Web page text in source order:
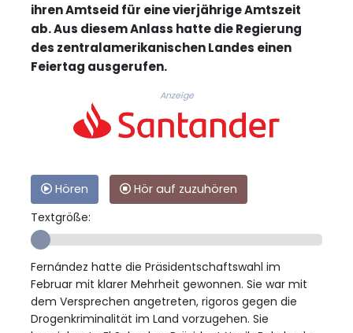
ihren Amtseid für eine vierjährige Amtszeit
ab. Aus diesem Anlass hatte die Regierung
des zentralamerikanischen Landes einen
Feiertag ausgerufen.
Anzeige
Hören
Hör auf zuzuhören
Textgröße:
Fernández hatte die Präsidentschaftswahl im
Februar mit klarer Mehrheit gewonnen. Sie war mit
dem Versprechen angetreten, rigoros gegen die
Drogenkriminalität im Land vorzugehen. Sie